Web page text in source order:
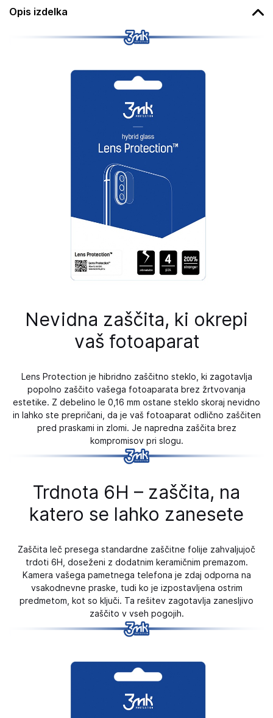
Opis izdelka
Nevidna zaščita, ki okrepi
vaš fotoaparat
Lens Protection je hibridno zaščitno steklo, ki zagotavlja
popolno zaščito vašega fotoaparata brez žrtvovanja
estetike. Z debelino le 0,16 mm ostane steklo skoraj nevidno
in lahko ste prepričani, da je vaš fotoaparat odlično zaščiten
pred praskami in zlomi. Je napredna zaščita brez
kompromisov pri slogu.
Trdnota 6H – zaščita, na
katero se lahko zanesete
Zaščita leč presega standardne zaščitne folije zahvaljujoč
trdoti 6H, doseženi z dodatnim keramičnim premazom.
Kamera vašega pametnega telefona je zdaj odporna na
vsakodnevne praske, tudi ko je izpostavljena ostrim
predmetom, kot so ključi. Ta rešitev zagotavlja zanesljivo
zaščito v vseh pogojih.